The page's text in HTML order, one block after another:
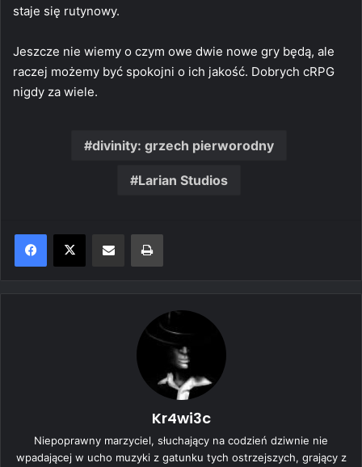
staje się rutynowy.
Jeszcze nie wiemy o czym owe dwie nowe gry będą, ale
raczej możemy być spokojni o ich jakość. Dobrych cRPG
nigdy za wiele.
divinity: grzech pierworodny
Larian Studios
Kr4wi3c
Niepoprawny marzyciel, słuchający na codzień dziwnie nie
wpadającej w ucho muzyki z gatunku tych ostrzejszych, grający z